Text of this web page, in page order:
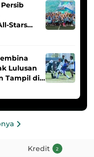
Stars
Lulusan
Tampil di
Kredit 2